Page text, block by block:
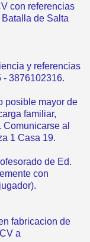
con referencias
de Salta
y referencias
- 3876102316.
posible mayor de
familiar,
al
1 Casa 19.
de Ed.
con
fabricacion de
a